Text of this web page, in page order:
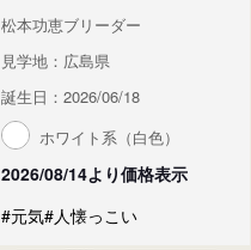
松本功恵ブリーダー
見学地：広島県
誕生日：2026/06/18
ホワイト系（白色）
2026/08/14より価格表示
#元気#人懐っこい